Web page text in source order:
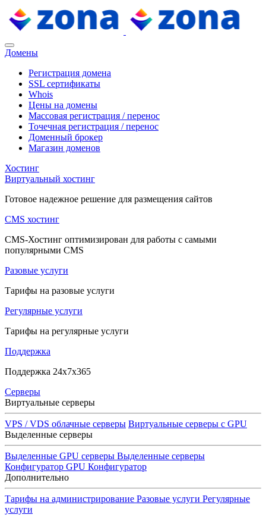
Домены
Регистрация домена
SSL сертификаты
Whois
Цены на домены
Массовая регистрация / перенос
Точечная регистрация / перенос
Доменный брокер
Магазин доменов
Хостинг
Виртуальный хостинг
Готовое надежное решение для размещения сайтов
CMS хостинг
CMS-Хостинг оптимизирован для работы с самыми
популярными CMS
Разовые услуги
Тарифы на разовые услуги
Регулярные услуги
Тарифы на регулярные услуги
Поддержка
Поддержка 24x7x365
Серверы
Виртуальные серверы
VPS / VDS облачные серверы Виртуальные серверы с GPU
Выделенные серверы
Выделенные GPU серверы Выделенные серверы
Конфигуратор GPU Конфигуратор
Дополнительно
Тарифы на администрирование Разовые услуги Регулярные
услуги